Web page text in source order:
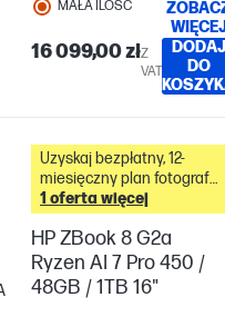
MAŁA ILOŚĆ
16 099,00 złZ
VAT
DODAJ
DO
Uzyskaj bezpłatny, 12-
miesięczny plan fotografii
Adobe Creative Cloud z
tym komputerem &
1 oferta więcej
HP ZBook 8 G2a
Ryzen AI 7 Pro 450 /
48GB / 1TB 16"